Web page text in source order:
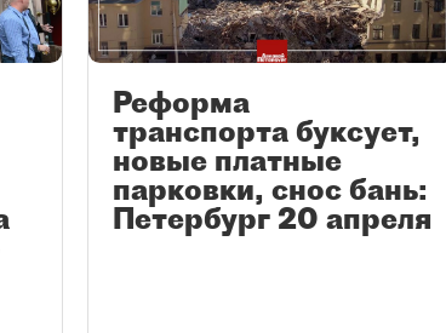
Реформа
транспорта буксует,
новые платные
парковки, снос бань:
Петербург 20 апреля